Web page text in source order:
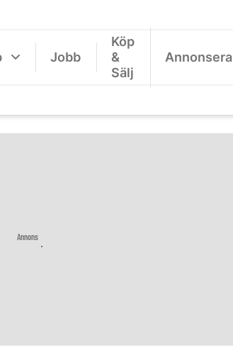
Jobb
Köp
&
Sälj
Annonsera
Annons